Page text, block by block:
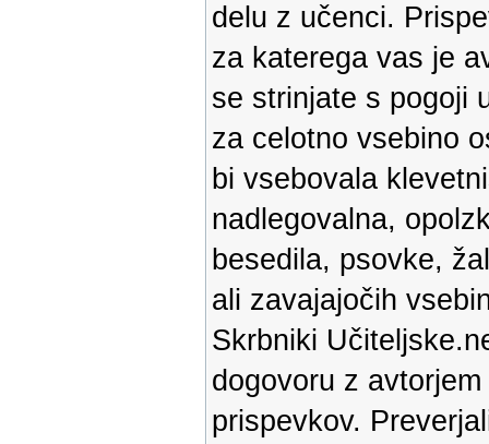
delu z učenci.
za katerega vas je
se strinjate s pogoji
za celotno vsebino
bi vsebovala
nadlegovalna,
besedila, psovke,
ali zavajajočih
Skrbniki
dogovoru z
prispevkov.